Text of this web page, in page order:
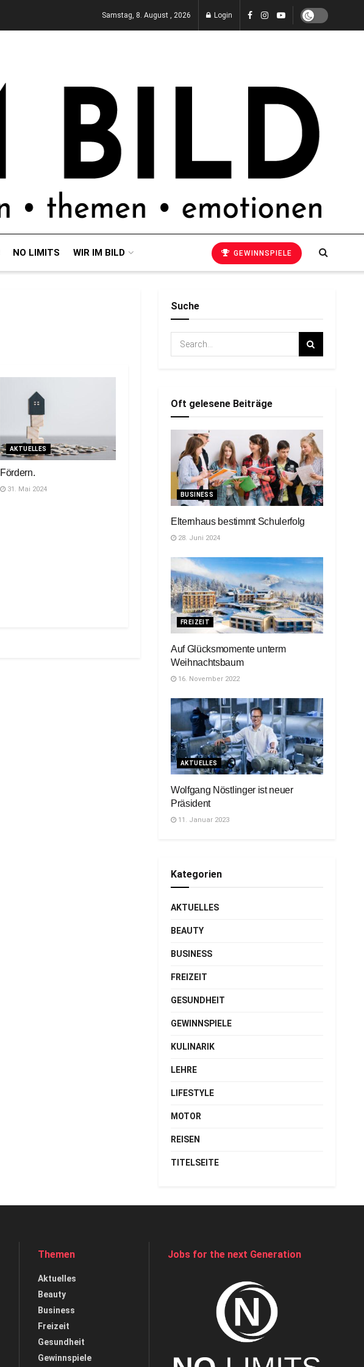
Samstag, 8. August , 2026 Login
NO LIMITS WIR IM BILD GEWINNSPIELE
AKTUELLES
Fördern.
31. Mai 2024
Suche
Oft gelesene Beiträge
BUSINESS
Elternhaus bestimmt Schulerfolg
28. Juni 2024
FREIZEIT
Auf Glücksmomente unterm
Weihnachtsbaum
16. November 2022
AKTUELLES
Wolfgang Nöstlinger ist neuer
Präsident
11. Januar 2023
Kategorien
AKTUELLES
BEAUTY
BUSINESS
FREIZEIT
GESUNDHEIT
GEWINNSPIELE
KULINARIK
LEHRE
LIFESTYLE
MOTOR
REISEN
TITELSEITE
Themen
Aktuelles
Beauty
Business
Freizeit
Gesundheit
Gewinnspiele
Jobs for the next Generation